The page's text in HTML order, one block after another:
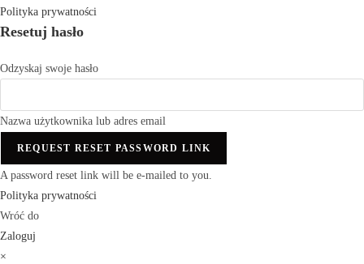
Polityka prywatności
Resetuj hasło
Odzyskaj swoje hasło
Nazwa użytkownika lub adres email
REQUEST RESET PASSWORD LINK
A password reset link will be e-mailed to you.
Polityka prywatności
Wróć do
Zaloguj
×